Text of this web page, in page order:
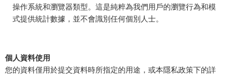
操作系統和瀏覽器類型。這是純粹為我們用戶的瀏覽行為和模
式提供統計數據，並不會識別任何個別人士。
個人資料使用
您的資料僅用於提交資料時所指定的用途，或本隱私政策下的詳